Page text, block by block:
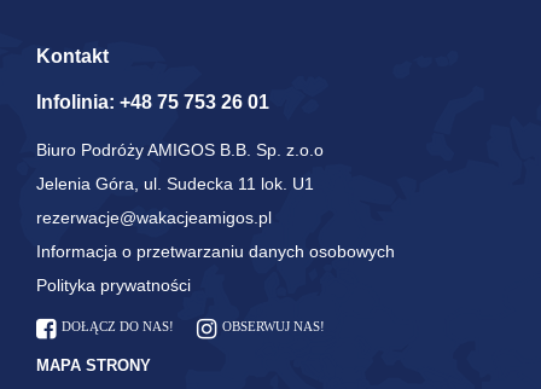
Kontakt
Infolinia: +48 75 753 26 01
Biuro Podróży AMIGOS B.B. Sp. z.o.o
Jelenia Góra, ul. Sudecka 11 lok. U1
rezerwacje@wakacjeamigos.pl
Informacja o przetwarzaniu danych osobowych
Polityka prywatności
DOŁĄCZ DO NAS! OBSERWUJ NAS!
MAPA STRONY